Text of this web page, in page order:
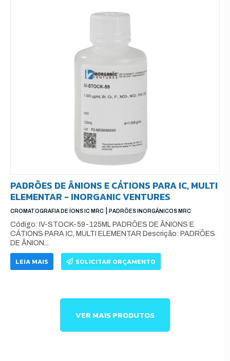
PADRÕES DE ÂNIONS E CÁTIONS PARA IC, MULTI
ELEMENTAR - INORGANIC VENTURES
CROMATOGRAFIA DE ÍONS IC MRC PADRÕES INORGÂNICOS MRC
Código: IV-STOCK-59-125ML PADRÕES DE ÂNIONS E
CÁTIONS PARA IC, MULTI ELEMENTAR Descrição: PADRÕES
DE ÂNION...
LEIA MAIS SOLICITAR ORÇAMENTO
VER MAIS PRODUTOS